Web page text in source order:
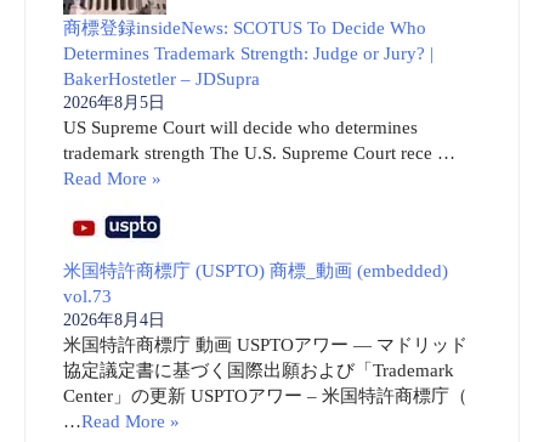
商標登録insideNews: SCOTUS To Decide Who
Determines Trademark Strength: Judge or Jury? |
BakerHostetler – JDSupra
2026年8月5日
US Supreme Court will decide who determines
trademark strength The U.S. Supreme Court rece …
Read More »
米国特許商標庁 (USPTO) 商標_動画 (embedded)
vol.73
2026年8月4日
米国特許商標庁 動画 USPTOアワー ― マドリッド
協定議定書に基づく国際出願および「Trademark
Center」の更新 USPTOアワー – 米国特許商標庁（
…Read More »